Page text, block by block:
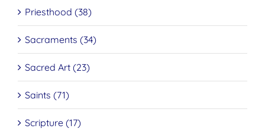
Priesthood (38)
Sacraments (34)
Sacred Art (23)
Saints (71)
Scripture (17)